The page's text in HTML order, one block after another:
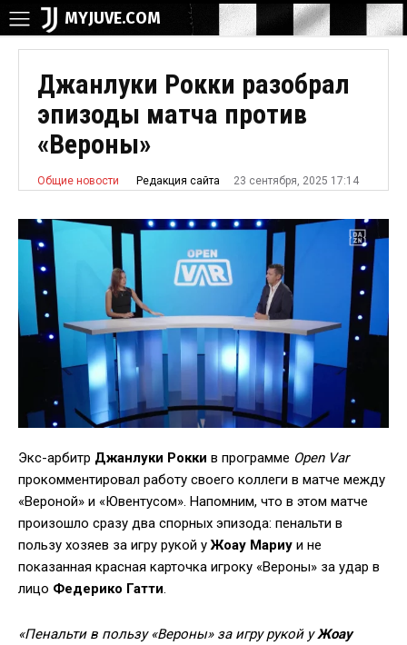
MYJUVE.COM
Джанлуки Рокки разобрал
эпизоды матча против
«Вероны»
Общие новости Редакция сайта 23 сентября, 2025 17:14
Экс-арбитр Джанлуки Рокки в программе Open Var
прокомментировал работу своего коллеги в матче между
«Вероной» и «Ювентусом». Напомним, что в этом матче
произошло сразу два спорных эпизода: пенальти в
пользу хозяев за игру рукой уЖоау Мариу и не
показанная красная карточка игроку «Вероны» за удар в
лицо Федерико Гатти.
«Пенальти в пользу «Вероны» за игру рукой уЖоау